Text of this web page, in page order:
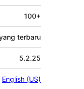
100+
terbaru
5.2.25
English (US)